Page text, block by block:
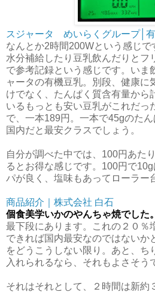
スジャータ めいらくグループ│
なんとか2時間200Wという感じで
水分補給したり豆乳飲んだりとフ
で参考記録という感じです。いま
ャータの有機豆乳。別段、健康に
けでなく、たんぱく質含有量から
いるもっとも安い豆乳がこれだっ
で、一本189円。一本で45gのたん
国内だと最安クラスでしょう。
自分が調べた中では、100円あた
るとお得な感じです。100円で
パが良く、塩味もあってローラー
商品紹介｜株式会社 白石
個食美学いかのやんちゃ焼でした。
最下段にあります。これの２０％
できれば国内最安なのではないか
をどうこうしない限り。あと、ち
入れられるなら、それもよさそう
それはそれとして、２時間は新約